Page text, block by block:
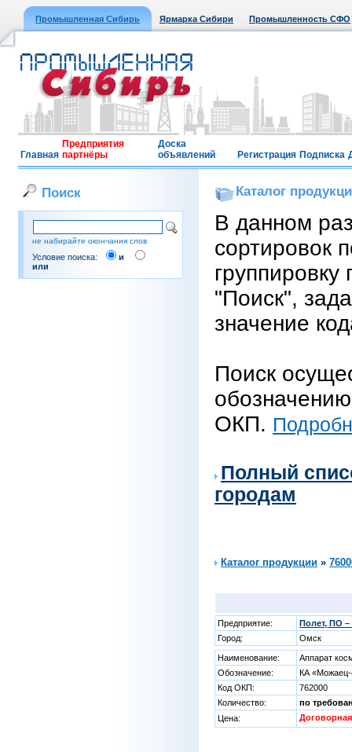
Промышленная Сибирь Ярмарка Сибири Промышленность СФО
Главная
Предприятия
партнёры
Доска
объявлений
Регистрация Подписка
Поиск
не набирайте окончания слов
Условие поиска:
и
или
Каталог
В данном
сортировок
"Поиск",
значение
Поиск
ОКП.
Полный
городам
Каталог продукции »
Предприятие:
Полет, ПО
Город:
Омск
Наименование:
Аппарат
Обозначение:
КА «Можаец-
Код ОКП:
762000
Количество:
по
Цена:
Договорная